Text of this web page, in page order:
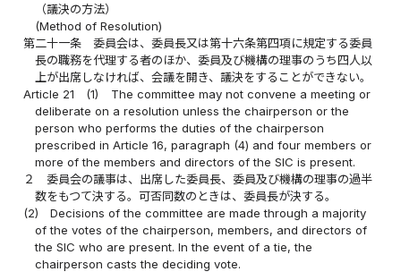
（議決の方法）
(Method of Resolution)
第二十一条
委員会は、委員長又は第十六条第四項に規定する委員
長の職務を代理する者のほか、委員及び機構の理事のうち四人以
上が出席しなければ、会議を開き、議決をすることができない。
Article 21
(1)
The committee may not convene a meeting or
deliberate on a resolution unless the chairperson or the
person who performs the duties of the chairperson
prescribed in Article 16, paragraph (4) and four members or
more of the members and directors of the SIC is present.
２
委員会の議事は、出席した委員長、委員及び機構の理事の過半
数をもつて決する。可否同数のときは、委員長が決する。
(2)
Decisions of the committee are made through a majority
of the votes of the chairperson, members, and directors of
the SIC who are present. In the event of a tie, the
chairperson casts the deciding vote.